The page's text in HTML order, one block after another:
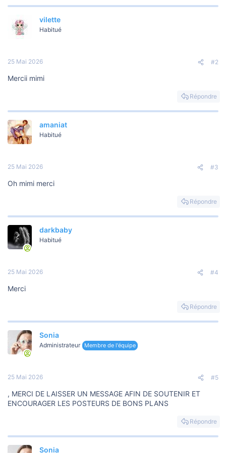
é
c
t
i
s
vilette
Habitué
25 Mai 2026 #2
Mercii mimi
Répondre
amaniat
Habitué
25 Mai 2026 #3
Oh mimi merci
Répondre
darkbaby
Habitué
25 Mai 2026 #4
Merci
Répondre
Sonia
Administrateur Membre de l'équipe
25 Mai 2026 #5
, MERCI DE LAISSER UN MESSAGE AFIN DE SOUTENIR ET
ENCOURAGER LES POSTEURS DE BONS PLANS
Répondre
Sonia